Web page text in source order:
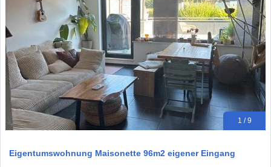
1 / 9
Eigentumswohnung Maisonette 96m2 eigener Eingang